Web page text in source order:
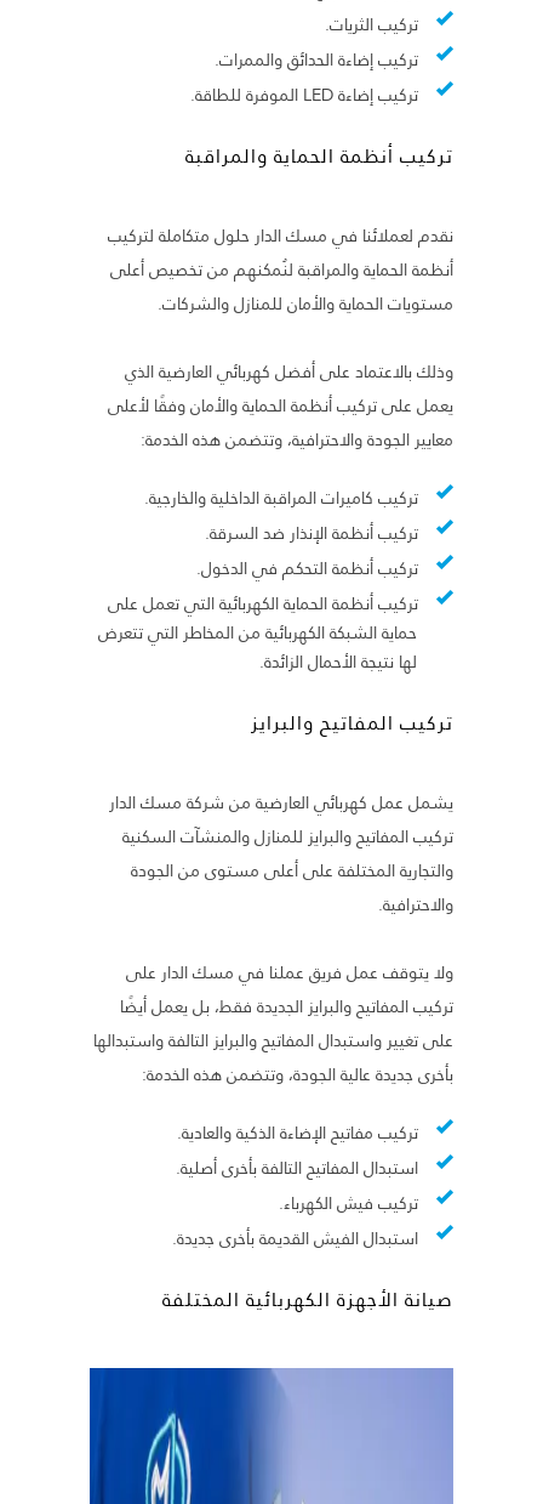
تركيب الثريات.
تركيب إضاءة الحدائق والممرات.
تركيب إضاءة LED الموفرة للطاقة.
تركيب أنظمة الحماية والمراقبة
نقدم لعملائنا في مسك الدار حلول متكاملة لتركيب
أنظمة الحماية والمراقبة لنُمكنهم من تخصيص أعلى
مستويات الحماية والأمان للمنازل والشركات.
وذلك بالاعتماد على أفضل كهربائي العارضية الذي
يعمل على تركيب أنظمة الحماية والأمان وفقًا لأعلى
معايير الجودة والاحترافية، وتتضمن هذه الخدمة:
تركيب كاميرات المراقبة الداخلية والخارجية.
تركيب أنظمة الإنذار ضد السرقة.
تركيب أنظمة التحكم في الدخول.
تركيب أنظمة الحماية الكهربائية التي تعمل على
حماية الشبكة الكهربائية من المخاطر التي تتعرض
لها نتيجة الأحمال الزائدة.
تركيب المفاتيح والبرايز
يشمل عمل كهربائي العارضية من شركة مسك الدار
تركيب المفاتيح والبرايز للمنازل والمنشآت السكنية
والتجارية المختلفة على أعلى مستوى من الجودة
والاحترافية.
ولا يتوقف عمل فريق عملنا في مسك الدار على
تركيب المفاتيح والبرايز الجديدة فقط، بل يعمل أيضًا
على تغيير واستبدال المفاتيح والبرايز التالفة واستبدالها
بأخرى جديدة عالية الجودة، وتتضمن هذه الخدمة:
تركيب مفاتيح الإضاءة الذكية والعادية.
استبدال المفاتيح التالفة بأخرى أصلية.
تركيب فيش الكهرباء.
استبدال الفيش القديمة بأخرى جديدة.
صيانة الأجهزة الكهربائية المختلفة